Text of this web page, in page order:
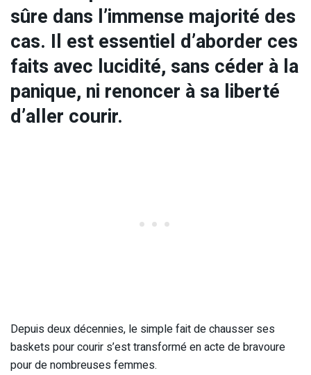
sûre dans l’immense majorité des
cas. Il est essentiel d’aborder ces
faits avec lucidité, sans céder à la
panique, ni renoncer à sa liberté
d’aller courir.
Depuis deux décennies, le simple fait de chausser ses
baskets pour courir s’est transformé en acte de bravoure
pour de nombreuses femmes.